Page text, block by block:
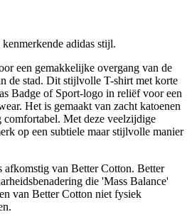
adidas stijl.
een gemakkelijke overgang van de
de stad. Dit stijlvolle T-shirt met korte
Badge of Sport-logo in reliëf voor een
Het is gemaakt van zacht katoenen
comfortabel. Met deze veelzijdige
op een subtiele maar stijlvolle manier
van Better Cotton. Better
die 'Mass Balance'
van Better Cotton niet fysiek